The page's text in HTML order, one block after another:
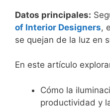
Datos principales:
of Interior Designers,
se quejan de la luz en
En este artículo
Cómo la
productividad y